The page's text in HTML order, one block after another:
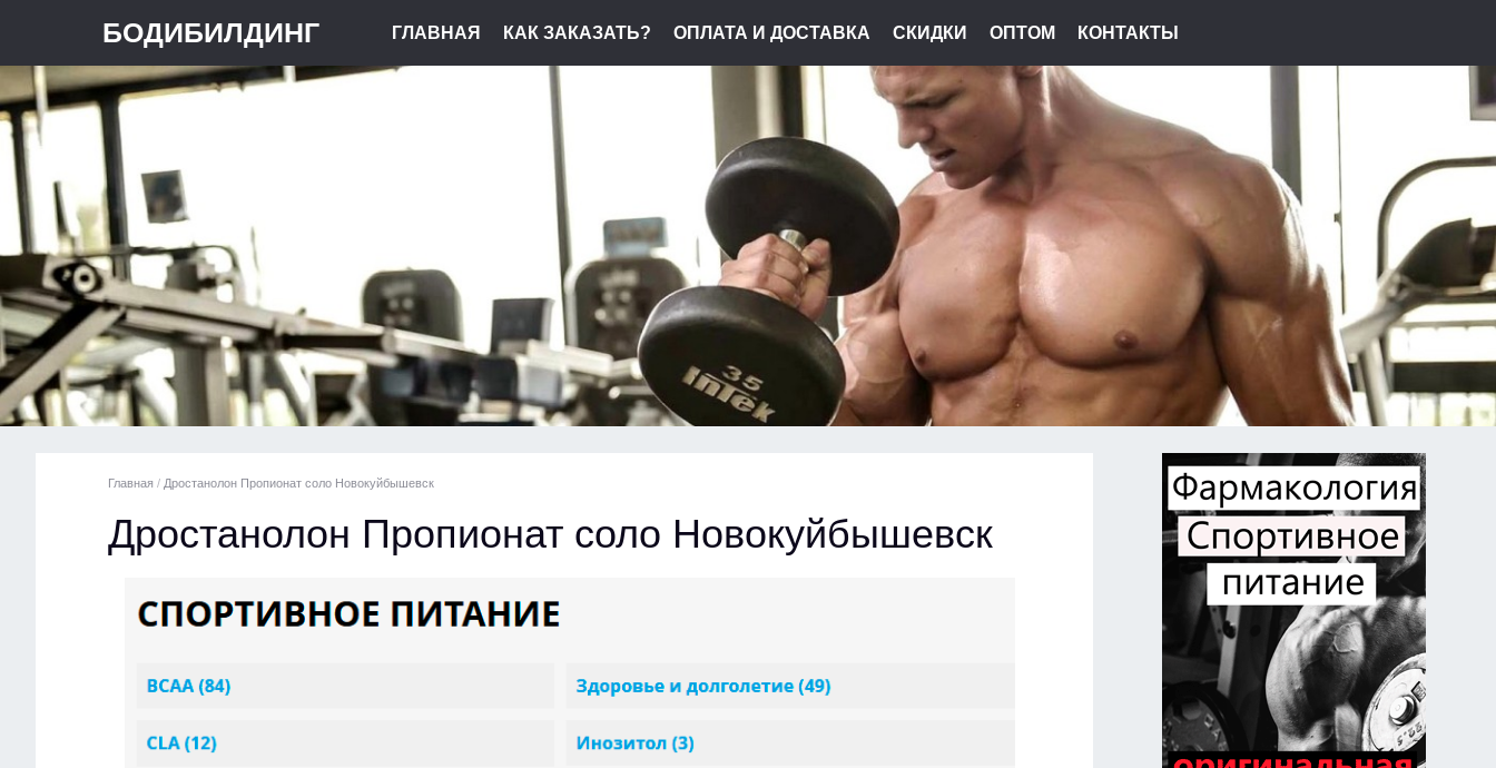
БОДИБИЛДИНГ ГЛАВНАЯ КАК ЗАКАЗАТЬ? ОПЛАТА И ДОСТАВКА СКИДКИ ОПТОМ КОНТАКТЫ
Главная / Дростанолон Пропионат соло Новокуйбышевск
Дростанолон Пропионат соло Новокуйбышевск